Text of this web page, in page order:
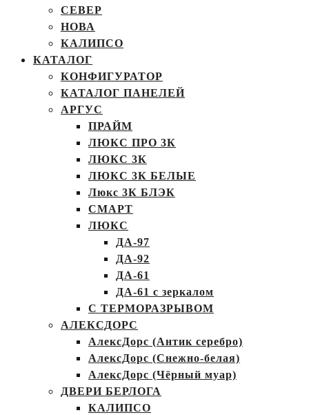
СЕВЕР
НОВА
КАЛИПСО
КАТАЛОГ
КОНФИГУРАТОР
КАТАЛОГ ПАНЕЛЕЙ
АРГУС
ПРАЙМ
ЛЮКС ПРО 3К
ЛЮКС 3К
ЛЮКС 3К БЕЛЫЕ
Люкс 3К БЛЭК
СМАРТ
ЛЮКС
ДА-97
ДА-92
ДА-61
ДА-61 с зеркалом
С ТЕРМОРАЗРЫВОМ
АЛЕКСДОРС
АлексДорс (Антик серебро)
АлексДорс (Снежно-белая)
АлексДорс (Чёрный муар)
ДВЕРИ БЕРЛОГА
КАЛИПСО